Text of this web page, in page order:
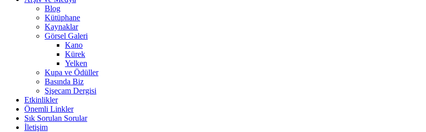
Blog
Kütüphane
Kaynaklar
Görsel Galeri
Kano
Kürek
Yelken
Kupa ve Ödüller
Basında Biz
Şişecam Dergisi
Etkinlikler
Önemli Linkler
Sık Sorulan Sorular
İletişim